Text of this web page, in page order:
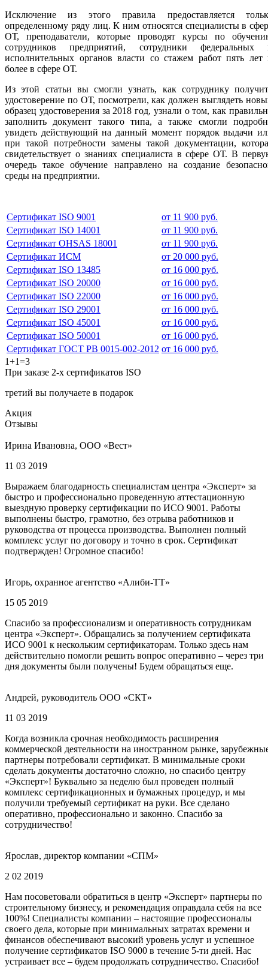
Исключение из этого правила предоставляется
определенному ряду лиц. К ним относятся специалисты в
ОТ, преподаватели, которые проводят курсы по
сотрудников предприятий, сотрудники федеральных
исполнительных органов власти со стажем работ пять лет
более в сфере ОТ.
Из этой статьи вы смогли узнать, как сотруднику
удостоверение по ОТ, посмотрели, как должен выглядеть
образец удостоверения за 2018 год, узнали о том, как
заполнить документ такого типа, а также смогли
увидеть действующий на данный момент порядок выдачи
при такой потребности замены такой документации,
свидетельствует о знаниях специалиста в сфере ОТ. В
очередь такое обучение направлено на создание
среды на предприятии.
Сертификат ISO 9001
от 11 900 руб.
Сертификат ISO 14001
от 11 900 руб.
Сертификат OHSAS 18001
от 11 900 руб.
Сертификат ИСМ
от 20 000 руб.
Сертификат ISO 13485
от 16 000 руб.
Сертификат ISO 20000
от 16 000 руб.
Сертификат ISO 22000
от 16 000 руб.
Сертификат ISO 29001
от 16 000 руб.
Сертификат ISO 45001
от 16 000 руб.
Сертификат ISO 50001
от 16 000 руб.
Сертификат ГОСТ РВ 0015-002-2012 от 16 000 руб.
1+1=3
При заказе 2-х сертификатов ISO
третий вы получаете в подарок
Акция
Отзывы
Ирина Ивановна, ООО «Вест»
11 03 2019
Выражаем благодарность специалистам центра «Эксперт» за
быстро и профессионально проведенную аттестационную
выездную проверку сертификации по ИСО 9001. Работы
выполнены быстро, грамотно, без отрыва работников и
руководства от процесса производства. Выполнен полный
комплекс услуг по договору и точно в срок. Сертификат
подтвержден! Огромное спасибо!
Игорь, охранное агентство «Алиби-ТТ»
15 05 2019
Спасибо за профессионализм и оперативность сотрудникам
центра «Эксперт». Обращались за получением сертификата
ИСО 9001 к нескольким сертификаторам. Только здесь нам
действительно помогли решить вопрос оперативно – через три
дня документы были получены! Будем обращаться еще.
Андрей, руководитель ООО «СКТ»
11 03 2019
Когда возникла срочная необходимость расширения
коммерческой деятельности на иностранном рынке,
партнеры потребовали сертификат. В минимальные сроки
сделать документы достаточно сложно, но спасибо центру
«Эксперт»! Буквально за неделю был проведен полный
комплекс сертификационных и бумажных процедур, и мы
получили требуемый сертификат на руки. Все сделано
оперативно, профессионально и законно. Спасибо за
сотрудничество!
Ярослав, директор компании «СПМ»
2 02 2019
Нам посоветовали обратиться в центр «Эксперт» партнеры по
строительному бизнесу, и рекомендация оправдала себя на все
100%! Специалисты компании – настоящие профессионалы
своего дела, которые при минимальных затратах времени и
финансов обеспечивают высокий уровень услуг и успешное
получение сертификатов ISO 9000 в течение 5-ти дней. Нас
устраивает все – будем продолжать сотрудничество. Спасибо!